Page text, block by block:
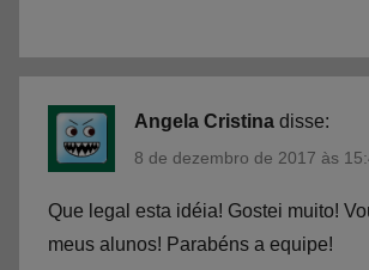
Angela Cristina disse:
8 de dezembro de 2017 às
Que legal esta idéia! Gostei muito!
meus alunos! Parabéns a equipe!